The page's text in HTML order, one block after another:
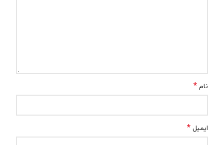
نام*
ایمیل*